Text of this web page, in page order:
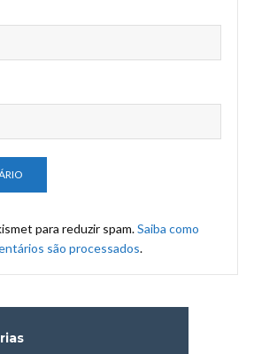
para reduzir spam.Saiba como
são processados.